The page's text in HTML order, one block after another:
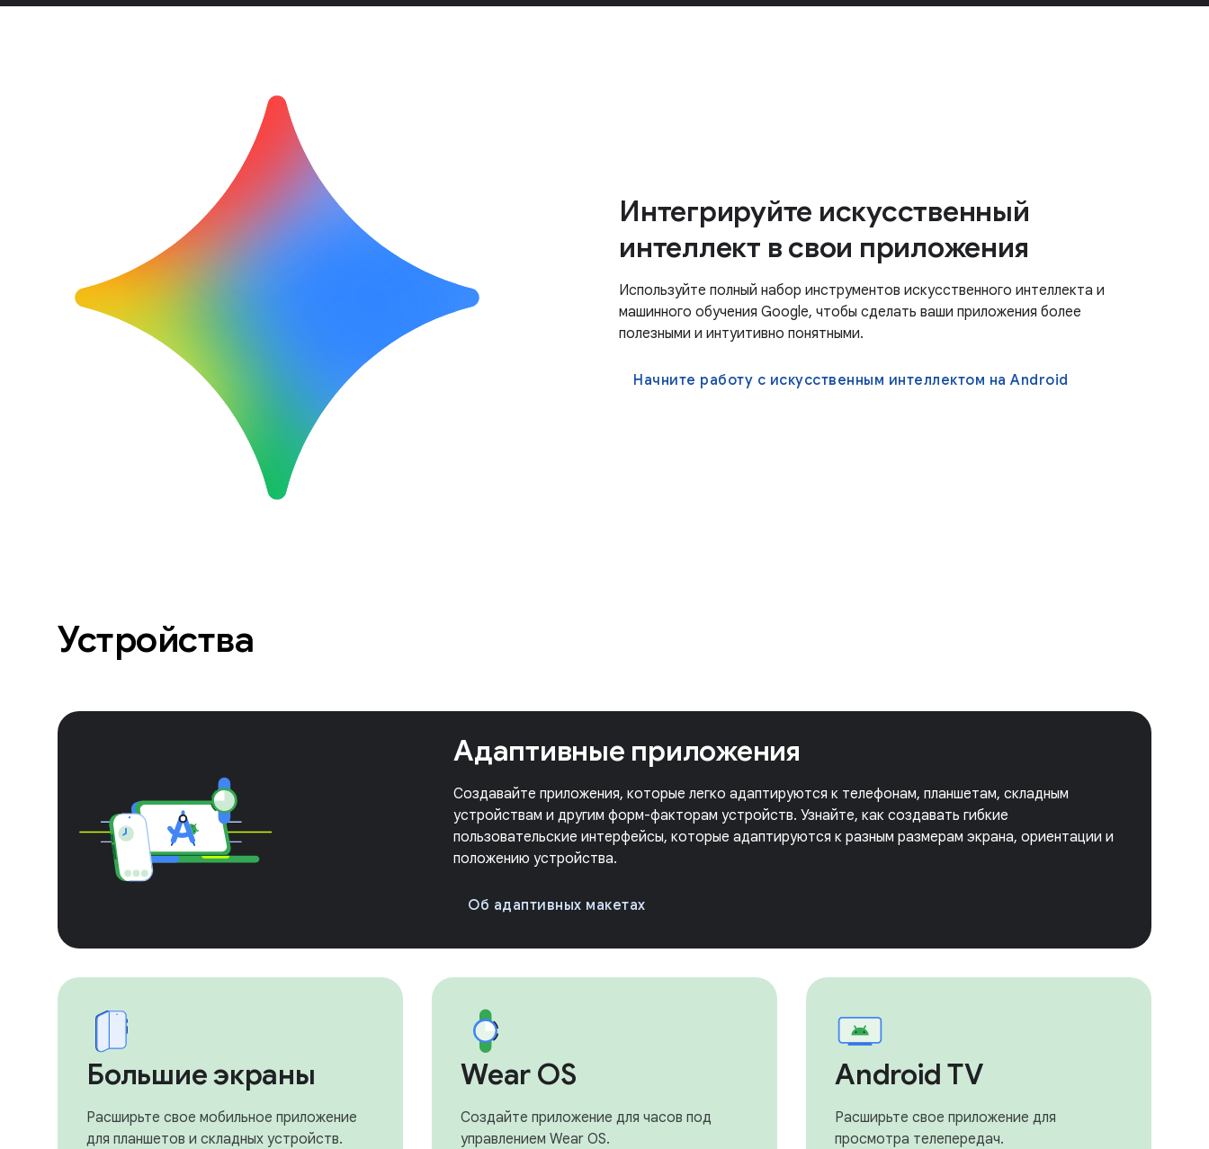
Интегрируйте искусственный
интеллект в свои приложения
Используйте полный набор инструментов искусственного интеллекта и
машинного обучения Google, чтобы сделать ваши приложения более
полезными и интуитивно понятными.
Начните работу с искусственным интеллектом на Android
Устройства
Адаптивные приложения
Создавайте приложения, которые легко адаптируются к телефонам, планшетам, складным
устройствам и другим форм-факторам устройств. Узнайте, как создавать гибкие
пользовательские интерфейсы, которые адаптируются к разным размерам экрана, ориентации и
положению устройства.
Об адаптивных макетах
Большие экраны
Расширьте свое мобильное приложение
для планшетов и складных устройств.
Wear OS
Создайте приложение для часов под
управлением Wear OS.
Android TV
Расширьте свое приложение для
просмотра телепередач.